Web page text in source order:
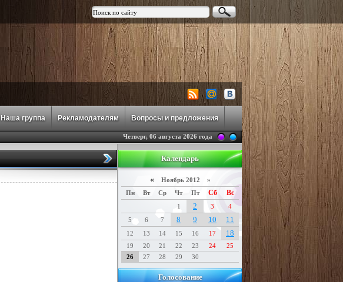
Наша группа Рекламодателям Вопросы и предложения
Четверг, 06 августа 2026 года
Календарь
«Ноябрь 2012 »
Пн
Вт Ср Чт Пт Сб Вс
1 2 3
4
5
6 7 8 9 10 11
12 13 14 15 16 17 18
19 20 21 22 23 24
25
26
27 28 29 30
Голосование